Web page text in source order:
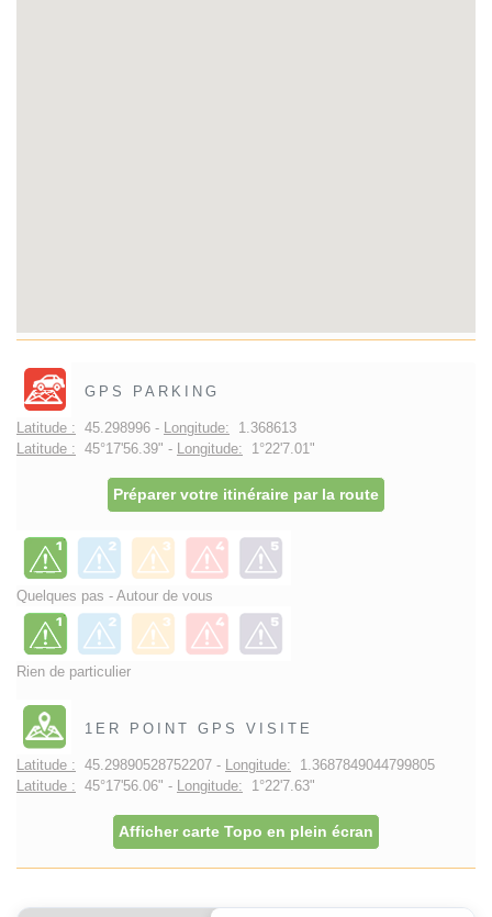
GPS PARKING
Latitude : 45.298996 - Longitude: 1.368613
Latitude : 45°17'56.39" - Longitude: 1°22'7.01"
Préparer votre itinéraire par la route
Quelques pas - Autour de vous
Rien de particulier
1ER POINT GPS VISITE
Latitude : 45.29890528752207 - Longitude: 1.3687849044799805
Latitude : 45°17'56.06" - Longitude: 1°22'7.63"
Afficher carte Topo en plein écran